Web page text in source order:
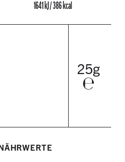
1641 kJ / 386 kcal
25g
℮